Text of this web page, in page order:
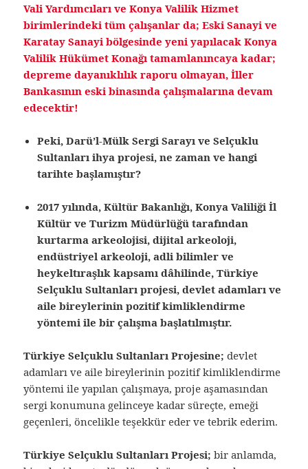
Vali Yardımcıları ve Konya Valilik Hizmet
birimlerindeki tüm çalışanlar da; Eski Sanayi ve
Karatay Sanayi bölgesinde yeni yapılacak Konya
Valilik Hükümet Konağı tamamlanıncaya kadar;
depreme dayanıklılık raporu olmayan, İller
Bankasının eski binasında çalışmalarına devam
edecektir!
Peki, Darü’l-Mülk Sergi Sarayı ve Selçuklu
Sultanları ihya projesi, ne zaman ve hangi
tarihte başlamıştır?
2017 yılında, Kültür Bakanlığı, Konya Valiliği İl
Kültür ve Turizm Müdürlüğü tarafından
kurtarma arkeolojisi, dijital arkeoloji,
endüstriyel arkeoloji, adli bilimler ve
heykeltıraşlık kapsamı dâhilinde, Türkiye
Selçuklu Sultanları projesi, devlet adamları ve
aile bireylerinin pozitif kimliklendirme
yöntemi ile bir çalışma başlatılmıştır.
Türkiye Selçuklu Sultanları Projesine;devlet
adamları ve aile bireylerinin pozitif kimliklendirme
yöntemi ile yapılan çalışmaya, proje aşamasından
sergi konumuna gelinceye kadar süreçte, emeği
geçenleri, öncelikle teşekkür eder ve tebrik ederim.
Türkiye Selçuklu Sultanları Projesi;bir anlamda,